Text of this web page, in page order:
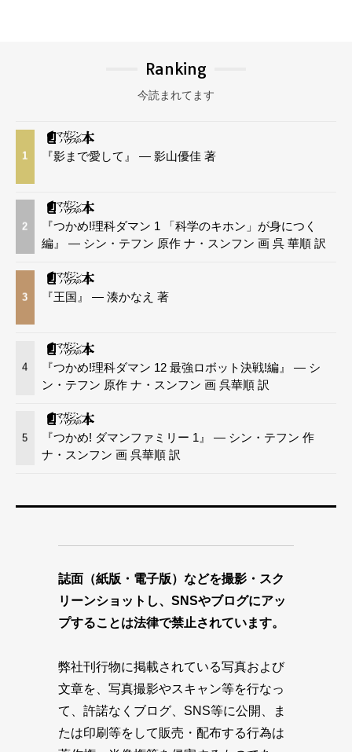
Ranking
今読まれてます
1 『影まで愛して』 — 影山優佳 著
2
『つかめ!理科ダマン 1 「科学のキホン」が身につく
編』 — シン・テフン 原作 ナ・スンフン 画 呉 華順 訳
3 『王国』 — 湊かなえ 著
4
『つかめ!理科ダマン 12 最強ロボット決戦!編』 — シ
ン・テフン 原作 ナ・スンフン 画 呉華順 訳
5
『つかめ! ダマンファミリー 1』 — シン・テフン 作
ナ・スンフン 画 呉華順 訳
誌面（紙版・電子版）などを撮影・スク
リーンショットし、SNSやブログにアッ
プすることは法律で禁止されています。
弊社刊行物に掲載されている写真および
文章を、写真撮影やスキャン等を行なっ
て、許諾なくブログ、SNS等に公開、ま
たは印刷等をして販売・配布する行為は